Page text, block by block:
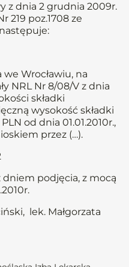
z dnia 2 grudnia 2009r.
219 poz.1708 ze
Wrocławiu, na
NRL Nr 8/08/V z dnia
składki
wysokość składki
od dnia 01.01.2010r.,
przez (…).
dniem podjęcia, z mocą
lek. Małgorzata